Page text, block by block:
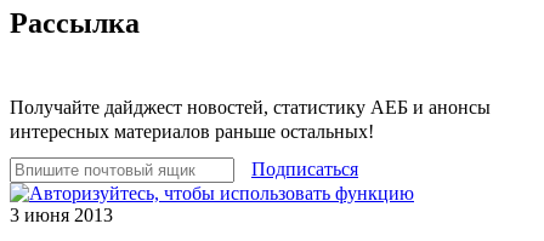
Рассылка
Получайте дайджест новостей, статистику АЕБ и анонсы
интересных материалов раньше остальных!
Подписаться
3 июня 2013